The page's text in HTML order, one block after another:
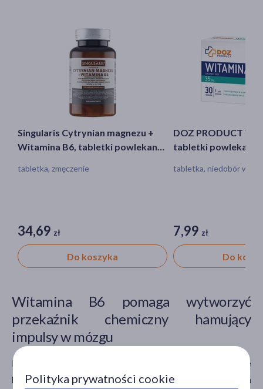
Singularis Cytrynian magnezu +
Witamina B6, tabletki powlekane,
tabletka, zmęczenie
34,69 zł
Do koszyka
DOZ PRODUCT
tabletki powlekane,
tabletka, niedobór
7,99 zł
Do
Witamina B6 pomaga wytworzyć
przekaźnik chemiczny hamujący
impulsy w mózgu
Naukowcy odnotowali, że
pacjenci przyjmujący witaminę
B6 wykazywali znaczącą poprawę stanu zdrowia
Polityka prywatności cookie